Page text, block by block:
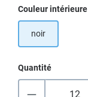
Sélectionnez
Couleur intérieure
noir
Quantité